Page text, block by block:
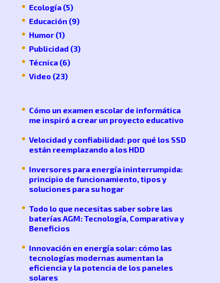
Ecología(5)
Educación (9)
Humor(1)
Publicidad (3)
Técnica(6)
Video (23)
Cómo un examen escolar de informática
me inspiró a crear un proyecto educativo
Velocidad y confiabilidad: por qué los SSD
están reemplazando a los HDD
Inversores para energía ininterrumpida:
principio de funcionamiento, tipos y
soluciones para su hogar
Todo lo que necesitas saber sobre las
baterías AGM: Tecnología, Comparativa y
Beneficios
Innovación en energía solar: cómo las
tecnologías modernas aumentan la
eficiencia y la potencia de los paneles
solares